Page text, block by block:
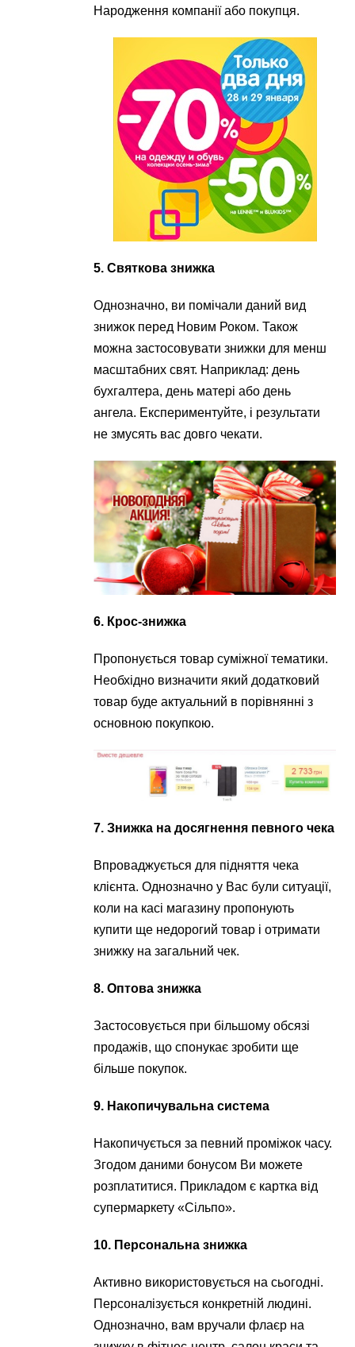
Народження компанії або покупця.
5. Святкова знижка
Однозначно, ви помічали даний вид
знижок перед Новим Роком. Також
можна застосовувати знижки для менш
масштабних свят. Наприклад: день
бухгалтера, день матері або день
ангела. Експериментуйте, і результати
не змусять вас довго чекати.
6. Крос-знижка
Пропонується товар суміжної тематики.
Необхідно визначити який додатковий
товар буде актуальний в порівнянні з
основною покупкою.
7. Знижка на досягнення певного чека
Впроваджується для підняття чека
клієнта. Однозначно у Вас були ситуації,
коли на касі магазину пропонують
купити ще недорогий товар і отримати
знижку на загальний чек.
8. Оптова знижка
Застосовується при більшому обсязі
продажів, що спонукає зробити ще
більше покупок.
9. Накопичувальна система
Накопичується за певний проміжок часу.
Згодом даними бонусом Ви можете
розплатитися. Прикладом є картка від
супермаркету «Сільпо».
10. Персональна знижка
Активно використовується на сьогодні.
Персоналізується конкретній людині.
Однозначно, вам вручали флаєр на